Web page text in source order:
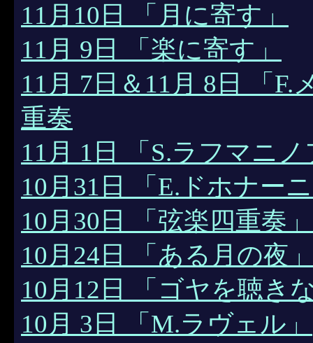
11月10日 「月に寄す」
11月 9日 「楽に寄す」
11月 7日＆11月 8日 「
重奏
11月 1日 「S.ラフマニ
10月31日 「E.ドホナー
10月30日 「弦楽四重奏」
10月24日 「ある月の夜
10月12日 「ゴヤを聴き
10月 3日 「M.ラヴェル」